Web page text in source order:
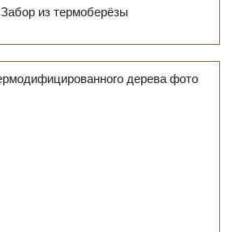
Забор из термоберёзы